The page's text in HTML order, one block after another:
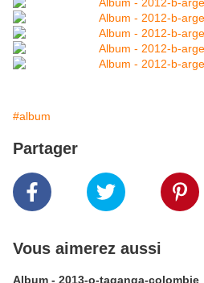
#album
Partager
Vous aimerez aussi
Album - 2013-o-taganga-colombie